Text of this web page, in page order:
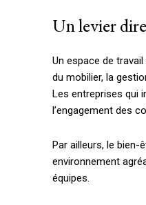
Un levier
Un espace de
du mobilier, la
Les entreprises qui
l’engagement des
Par ailleurs, le bien-
environnement
équipes.